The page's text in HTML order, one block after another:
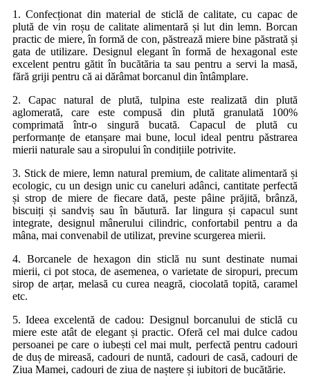
1. Confecționat din material de sticlă de calitate, cu capac de
plută de vin roșu de calitate alimentară și lut din lemn. Borcan
practic de miere, în formă de con, păstrează miere bine păstrată și
gata de utilizare. Designul elegant în formă de hexagonal este
excelent pentru gătit în bucătăria ta sau pentru a servi la masă,
fără griji pentru că ai dărâmat borcanul din întâmplare.
2. Capac natural de plută, tulpina este realizată din plută
aglomerată, care este compusă din plută granulată 100%
comprimată într-o singură bucată. Capacul de plută cu
performanțe de etanșare mai bune, locul ideal pentru păstrarea
mierii naturale sau a siropului în condițiile potrivite.
3. Stick de miere, lemn natural premium, de calitate alimentară și
ecologic, cu un design unic cu caneluri adânci, cantitate perfectă
și strop de miere de fiecare dată, peste pâine prăjită, brânză,
biscuiți și sandviș sau în băutură. Iar lingura și capacul sunt
integrate, designul mânerului cilindric, confortabil pentru a da
mâna, mai convenabil de utilizat, previne scurgerea mierii.
4. Borcanele de hexagon din sticlă nu sunt destinate numai
mierii, ci pot stoca, de asemenea, o varietate de siropuri, precum
sirop de arțar, melasă cu curea neagră, ciocolată topită, caramel
etc.
5. Ideea excelentă de cadou: Designul borcanului de sticlă cu
miere este atât de elegant și practic. Oferă cel mai dulce cadou
persoanei pe care o iubești cel mai mult, perfectă pentru cadouri
de duș de mireasă, cadouri de nuntă, cadouri de casă, cadouri de
Ziua Mamei, cadouri de ziua de naștere și iubitori de bucătărie.